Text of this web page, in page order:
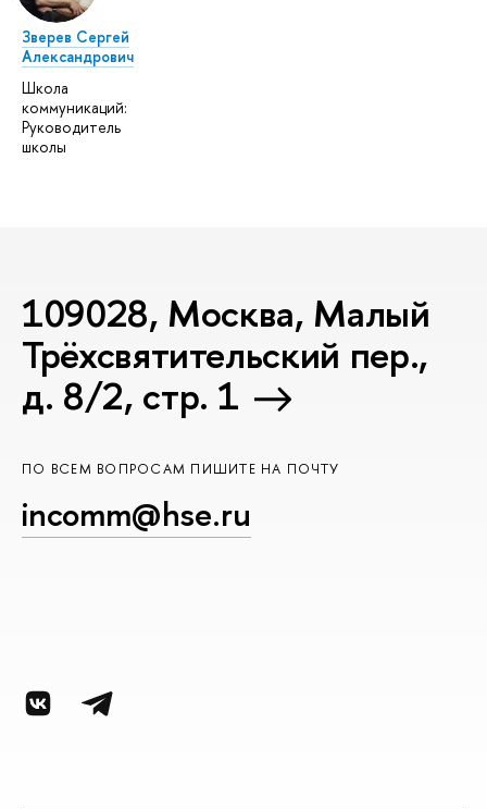
Зверев Сергей
Александрович
Школа
коммуникаций:
Руководитель
школы
109028, Москва, Малый
Трёхсвятительский пер.,
д. 8/2, стр. 1
ПО ВСЕМ ВОПРОСАМ ПИШИТЕ НА ПОЧТУ
incomm@hse.ru